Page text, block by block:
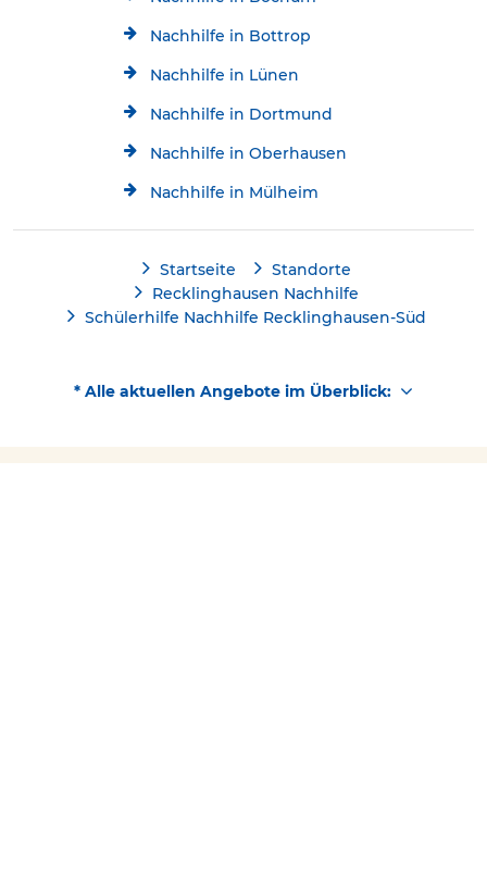
Nachhilfe in Bottrop
Nachhilfe in Lünen
Nachhilfe in Dortmund
Nachhilfe in Oberhausen
Nachhilfe in Mülheim
Startseite
Standorte
Recklinghausen Nachhilfe
Schülerhilfe Nachhilfe Recklinghausen-Süd
* Alle aktuellen Angebote im Überblick: